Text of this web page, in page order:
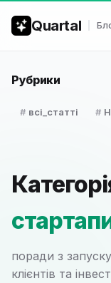
Quartal
Рубрики
всі_статті
поради з
клієнтів та